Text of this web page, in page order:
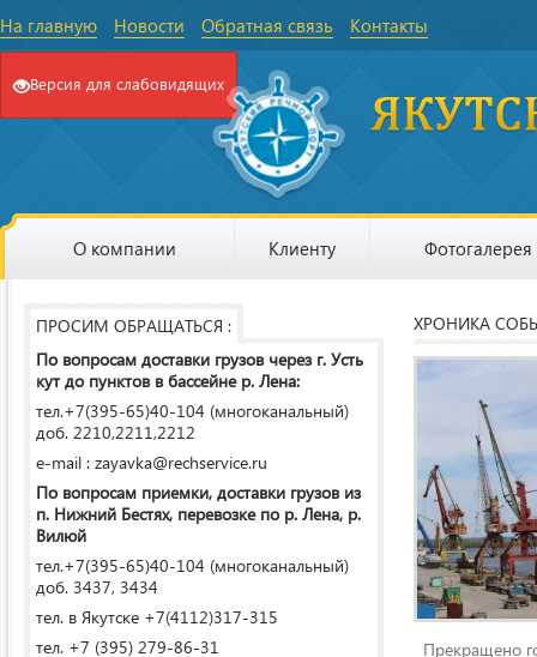
На главную Новости Обратная связь Контакты
Версия для слабовидящих
О компании Клиенту Фотогалерея
ПРОСИМ ОБРАЩАТЬСЯ :
По вопросам доставки грузов через г. Усть
кут до пунктов в бассейне р. Лена:
тел.+7(395-65)40-104 (многоканальный)
доб. 2210,2211,2212
e-mail : zayavka@rechservice.ru
По вопросам приемки, доставки грузов из
п. Нижний Бестях, перевозке по р. Лена, р.
Вилюй
тел.+7(395-65)40-104 (многоканальный)
доб. 3437, 3434
тел. в Якутске +7(4112)317-315
тел. +7 (395) 279-86-31
ХРОНИКА
Прекращено